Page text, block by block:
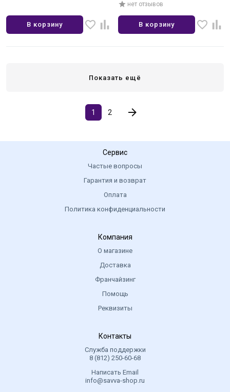
В корзину
нет отзывов
В корзину
Показать ещё
1 2
Сервис
Частые вопросы
Гарантия и возврат
Оплата
Политика конфиденциальности
Компания
О магазине
Доставка
Франчайзинг
Помощь
Реквизиты
Контакты
Служба поддержки
8 (812) 250-60-68
Написать Email
info@savva-shop.ru